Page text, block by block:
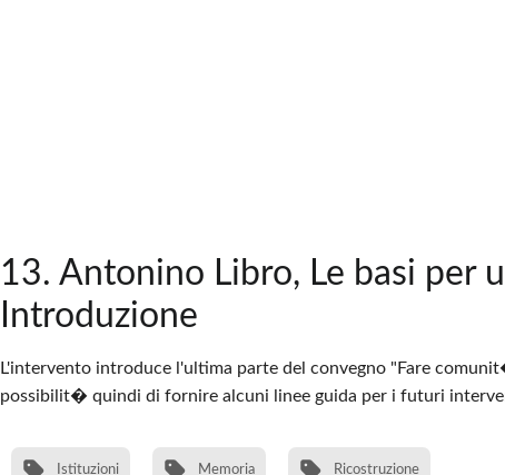
13. Antonino Libro, Le basi per
Introduzione
L'intervento introduce l'ultima parte del convegno "Fare
possibilit� quindi di fornire alcuni linee guida per i futuri
Istituzioni Memoria Ricostruzione